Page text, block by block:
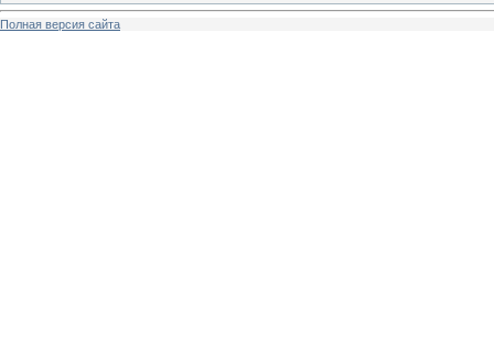
Полная версия сайта